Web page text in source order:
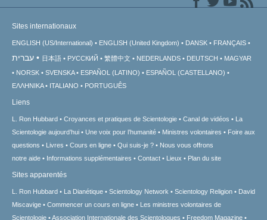
Sites internationaux
ENGLISH (US/International) ENGLISH (United Kingdom) DANSK FRANÇAIS
עברית 日本語 РУССКИЙ 繁體中文 NEDERLANDS DEUTSCH
MAGYAR
NORSK
SVENSKA ESPAÑOL (LATINO)
ESPAÑOL (CASTELLANO)
ΕΛΛΗΝΙΚA
ITALIANO PORTUGUÊS
Liens
L. Ron Hubbard Croyances et pratiques de Scientologie Canal de vidéos
La
Scientologie aujourd’hui
Une voix pour l’humanité Ministres volontaires
Foire aux
questions
Livres Cours en ligne Qui suis-je ?
Nous vous offrons
notre aide
Informations supplémentaires Contact Lieux Plan du site
Sites apparentés
L. Ron Hubbard La Dianétique Scientology Network Scientology Religion
David
Miscavige
Commencer un cours en ligne
Les ministres volontaires de
Scientologie
Association Internationale des Scientologues Freedom Magazine